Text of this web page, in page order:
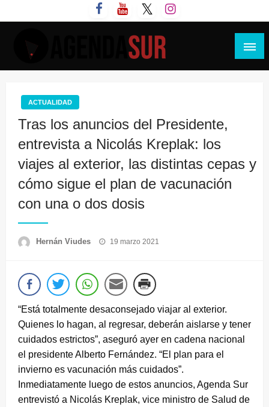
al
ACTUALIDAD
Tras los anuncios del Presidente,
entrevista a Nicolás Kreplak: los
viajes al exterior, las distintas cepas y
cómo sigue el plan de vacunación
con una o dos dosis
Hernán Viudes
Publicado
19 marzo 2021
“Está totalmente desaconsejado viajar al exterior.
Quienes lo hagan, al regresar, deberán aislarse y tener
cuidados estrictos”, aseguró ayer en cadena nacional
el presidente Alberto Fernández. “El plan para el
invierno es vacunación más cuidados”.
Inmediatamente luego de estos anuncios, Agenda Sur
entrevistó a Nicolás Kreplak, vice ministro de Salud de